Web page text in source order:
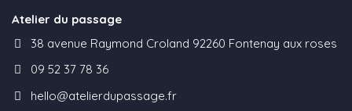
Atelier du passage
38 avenue Raymond Croland 92260 Fontenay aux roses
09 52 37 78 36
hello@atelierdupassage.fr